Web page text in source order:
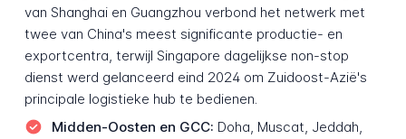
van Shanghai en Guangzhou verbond het netwerk met
twee van China's meest significante productie- en
exportcentra, terwijl Singapore dagelijkse non-stop
dienst werd gelanceerd eind 2024 om Zuidoost-Azië's
principale logistieke hub te bedienen.
Midden-Oosten en GCC: Doha, Muscat, Jeddah,